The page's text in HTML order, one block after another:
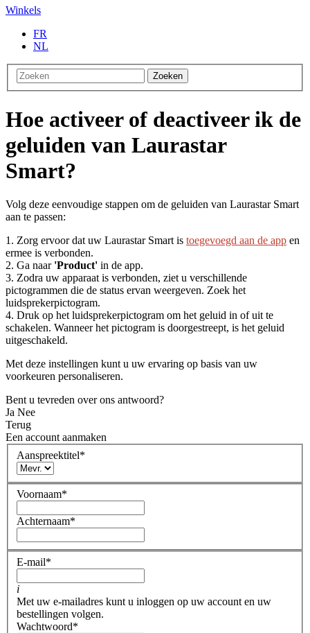
Winkels
FR
NL
Zoeken
Hoe activeer of deactiveer ik de
geluiden van Laurastar
Smart?
Volg deze eenvoudige stappen om de geluiden van Laurastar Smart
aan te passen:
1. Zorg ervoor dat uw Laurastar Smart is toegevoegd aan de app en
ermee is verbonden.
2. Ga naar 'Product' in de app.
3. Zodra uw apparaat is verbonden, ziet u verschillende
pictogrammen die de status ervan weergeven. Zoek het
luidsprekerpictogram.
4. Druk op het luidsprekerpictogram om het geluid in of uit te
schakelen. Wanneer het pictogram is doorgestreept, is het geluid
uitgeschakeld.
Met deze instellingen kunt u uw ervaring op basis van uw
voorkeuren personaliseren.
Bent u tevreden over ons antwoord?
Ja Nee
Terug
Een account aanmaken
Aanspreektitel*
Voornaam*
Achternaam*
E-mail*
i
Met uw e-mailadres kunt u inloggen op uw account en uw
bestellingen volgen.
Wachtwoord*